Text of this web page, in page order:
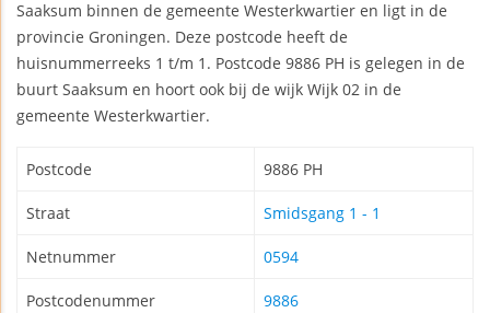
Saaksum binnen de gemeente Westerkwartier en ligt in de
provincie Groningen. Deze postcode heeft de
huisnummerreeks 1 t/m 1. Postcode 9886 PH is gelegen in de
buurt Saaksum en hoort ook bij de wijk Wijk 02 in de
gemeente Westerkwartier.
Postcode 9886 PH
Straat Smidsgang 1 - 1
Netnummer 0594
Postcodenummer 9886